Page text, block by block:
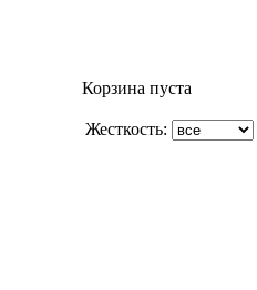
Корзина пуста
Жесткость: